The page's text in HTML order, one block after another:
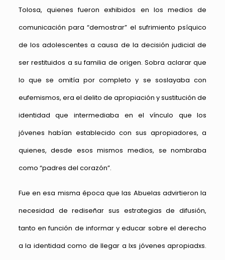
Tolosa, quienes fueron exhibidos en los medios de
comunicación para “demostrar” el sufrimiento psíquico
de los adolescentes a causa de la decisión judicial de
ser restituidos a su familia de origen. Sobra aclarar que
lo que se omitía por completo y se soslayaba con
eufemismos, era el delito de apropiación y sustitución de
identidad que intermediaba en el vínculo que los
jóvenes habían establecido con sus apropiadores, a
quienes, desde esos mismos medios, se nombraba
como “padres del corazón”.
Fue en esa misma época que las Abuelas advirtieron la
necesidad de rediseñar sus estrategias de difusión,
tanto en función de informar y educar sobre el derecho
a la identidad como de llegar a lxs jóvenes apropiadxs.